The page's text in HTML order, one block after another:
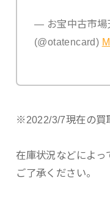
— お宝中古市
(@otatencard)
※2022/3/7現在の買
在庫状況などによっ
ご了承ください。